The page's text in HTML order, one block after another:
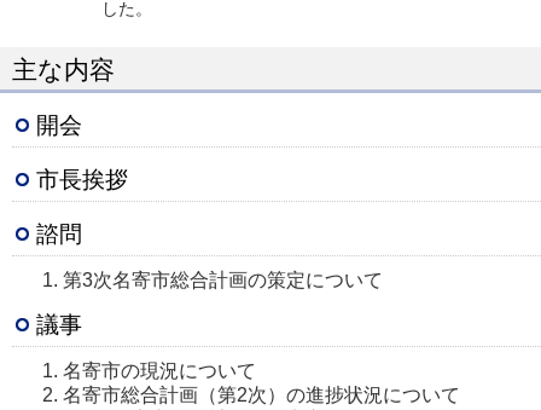
した。
主な内容
開会
市長挨拶
諮問
第3次名寄市総合計画の策定について
議事
名寄市の現況について
名寄市総合計画（第2次）の進捗状況について